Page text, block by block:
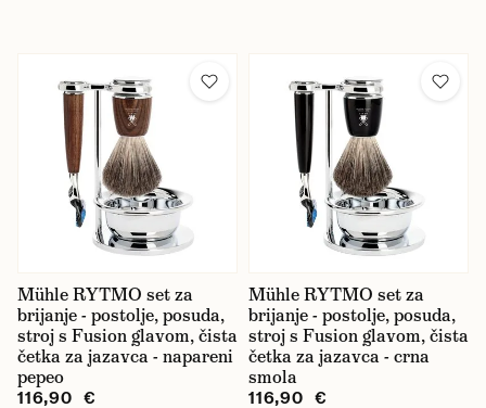
Mühle RYTMO set za
brijanje - postolje, posuda,
stroj s Fusion glavom, čista
četka za jazavca - napareni
pepeo
116,90 €
Mühle RYTMO set za
brijanje - postolje, posuda,
stroj s Fusion glavom, čista
četka za jazavca - crna
smola
116,90 €